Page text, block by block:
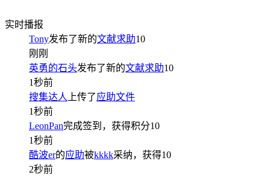
实时播报
Tony发布了新的文献求助10
刚刚
英勇的石头发布了新的文献求助10
1秒前
搜集达人 上传了应助文件
1秒前
LeonPan完成签到，获得积分10
1秒前
酷波er的应助被kkkk采纳，获得10
2秒前